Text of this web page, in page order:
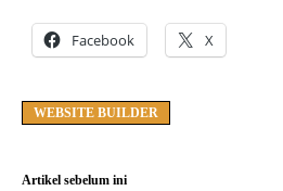
Facebook X
WEBSITE BUILDER
Artikel sebelum ini